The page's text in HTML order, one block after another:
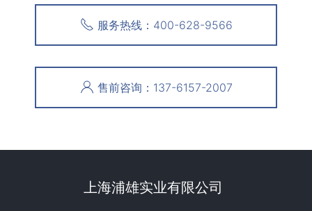
服务热线：400-628-9566
售前咨询：137-6157-2007
上海浦雄实业有限公司